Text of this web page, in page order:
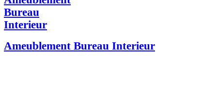
Ameublement Bureau Interieur